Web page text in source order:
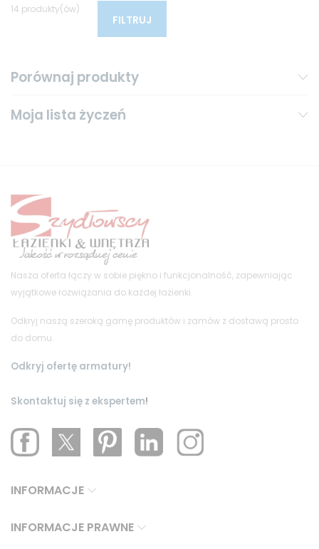
14 produkty(ów)
FILTRUJ
Porównaj produkty
Moja lista życzeń
Nasza oferta łączy w sobie piękno i funkcjonalność, zapewniając
wyjątkowe rozwiązania do każdej łazienki.
Odkryj naszą szeroką gamę produktów i zamów z dostawą prosto
do domu.
Odkryj ofertę armatury!
Skontaktuj się z ekspertem!
INFORMACJE
INFORMACJE PRAWNE